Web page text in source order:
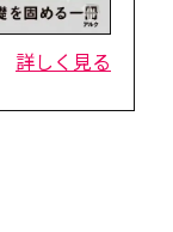
詳しく見る